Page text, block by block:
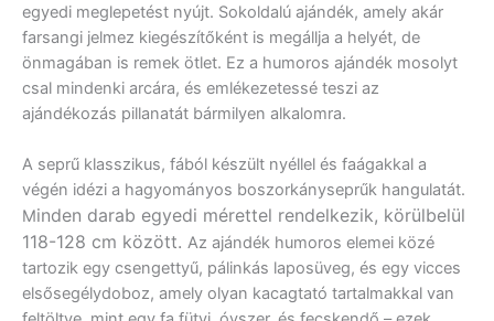
egyedi meglepetést nyújt. Sokoldalú ajándék, amely akár
farsangi jelmez kiegészítőként is megállja a helyét, de
önmagában is remek ötlet. Ez a humoros ajándék mosolyt
csal mindenki arcára, és emlékezetessé teszi az
ajándékozás pillanatát bármilyen alkalomra.
A seprű klasszikus, fából készült nyéllel és faágakkal a
végén idézi a hagyományos boszorkányseprűk hangulatát.
Minden darab egyedi mérettel rendelkezik, körülbelül
118-128 cm között. Az ajándék humoros elemei közé
tartozik egy csengettyű, pálinkás laposüveg, és egy vicces
elsősegélydoboz, amely olyan kacagtató tartalmakkal van